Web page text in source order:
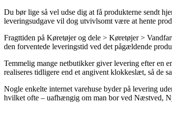
Du bør lige så vel udse dig at få produkterne sendt
leveringsudgave vil dog utvivlsomt være at hente
Fragttiden på Køretøjer og dele > Køretøjer >
den forventede leveringstid ved det pågældende
Temmelig mange netbutikker giver levering efter en
realiseres tidligere end et angivent klokkeslæt, så de
Nogle enkelte internet varehuse byder på levering
hvilket ofte – uafhængig om man bor ved Næstved,